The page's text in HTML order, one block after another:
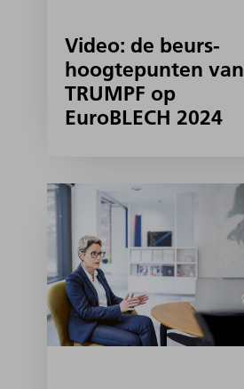
Video: de beurs-
hoogtepunten van
TRUMPF op
EuroBLECH 2024